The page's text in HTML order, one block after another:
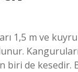
1,5 m ve
biri de